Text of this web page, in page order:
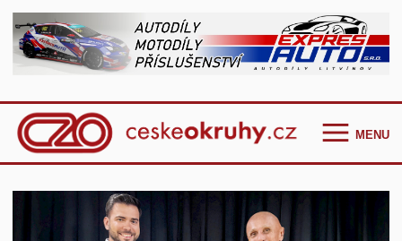
MENU